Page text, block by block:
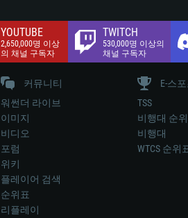
YOUTUBE
2,650,000명 이상
의 채널 구독자
TWITCH
530,000명 이상의
채널 구독자
커뮤니티
워썬더 라이브
이미지
비디오
포럼
위키
플레이어 검색
순위표
리플레이
E-스
TSS
비행대 순
비행대
WTCS 순위